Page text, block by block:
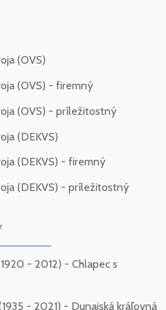
(OVS)
(OVS) - firemný
(OVS) - príležitostný
(DEKVS)
(DEKVS) - firemný
(DEKVS) - príležitostný
- 2012) - Chlapec s
- 2021) - Dunajská kráľovná